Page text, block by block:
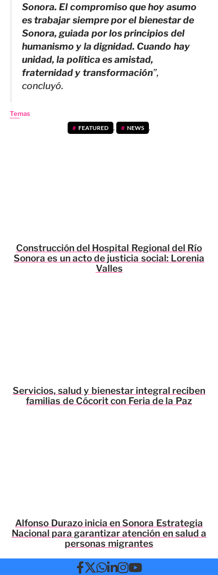
Sonora. El compromiso que hoy asumo
es trabajar siempre por el bienestar de
Sonora, guiada por los principios del
humanismo y la dignidad. Cuando hay
unidad, la política es amistad,
fraternidad y transformación”,
concluyó.
Temas
FEATURED , NEWS ,
Construcción del Hospital Regional del Río
Sonora es un acto de justicia social: Lorenia
Valles
Servicios, salud y bienestar integral reciben
familias de Cócorit con Feria de la Paz
Alfonso Durazo inicia en Sonora Estrategia
Nacional para garantizar atención en salud a
personas migrantes